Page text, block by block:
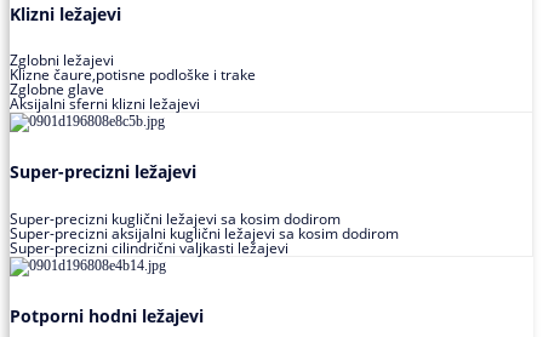
Klizni ležajevi
Zglobni ležajevi
Klizne čaure,potisne podloške i trake
Zglobne glave
Aksijalni sferni klizni ležajevi
Super-precizni ležajevi
Super-precizni kuglični ležajevi sa kosim dodirom
Super-precizni aksijalni kuglični ležajevi sa kosim dodirom
Super-precizni cilindrični valjkasti ležajevi
Potporni hodni ležajevi